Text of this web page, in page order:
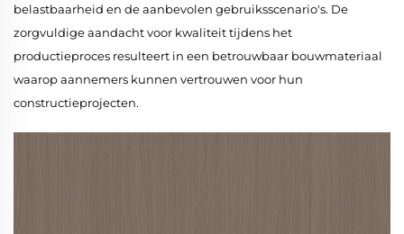
belastbaarheid en de aanbevolen gebruiksscenario's. De
zorgvuldige aandacht voor kwaliteit tijdens het
productieproces resulteert in een betrouwbaar bouwmateriaal
waarop aannemers kunnen vertrouwen voor hun
constructieprojecten.